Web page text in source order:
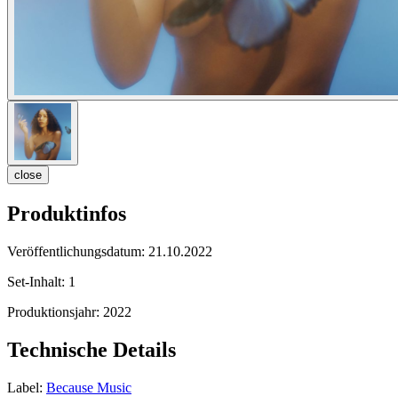
close
Produktinfos
Veröffentlichungsdatum: 21.10.2022
Set-Inhalt: 1
Produktionsjahr: 2022
Technische Details
Label: Because Music